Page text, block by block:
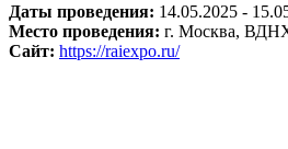
Даты проведения: 14.05.2025 -
Место проведения: г. Москва,
Сайт: https://raiexpo.ru/